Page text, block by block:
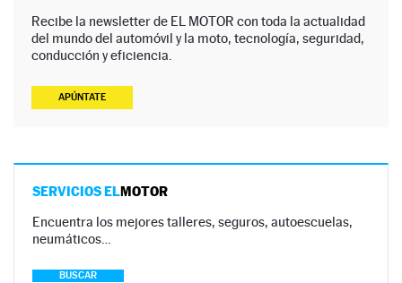
Recibe la newsletter de EL MOTOR con toda la actualidad
del mundo del automóvil y la moto, tecnología, seguridad,
conducción y eficiencia.
APÚNTATE
SERVICIOS ELMOTOR
Encuentra los mejores talleres, seguros, autoescuelas,
neumáticos…
BUSCAR